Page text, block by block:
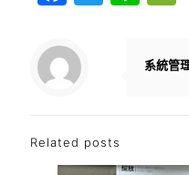
系統管
Related posts